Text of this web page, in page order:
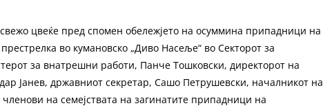
цвеќе пред спомен обележјето на осуммина припадници на
во кумановско „Диво Насеље“ во Секторот за
за внатрешни работи, Панче Тошковски, директорот на
Јанев, државниот секретар, Сашо Петрушевски, началникот на
на семејствата на загинатите припадници на